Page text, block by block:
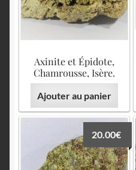
Axinite et Épidote,
Chamrousse, Isère.
Ajouter au panier
20.00€